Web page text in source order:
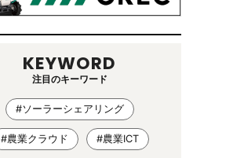
KEYWORD
注目のキーワード
#ソーラーシェアリング
#農業クラウド #農業ICT